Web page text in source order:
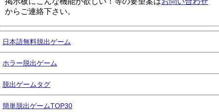
からご連絡下さい。
日本語無料脱出ゲーム
ホラー脱出ゲーム
脱出ゲームタグ
簡単脱出ゲームTOP30